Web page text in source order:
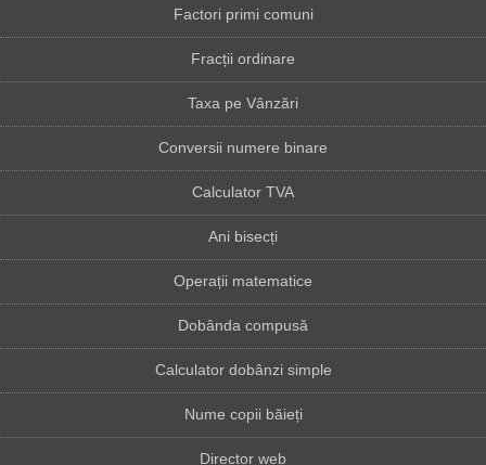
Factori primi comuni
Fracții ordinare
Taxa pe Vânzări
Conversii numere binare
Calculator TVA
Ani bisecți
Operații matematice
Dobânda compusă
Calculator dobânzi simple
Nume copii băieți
Director web